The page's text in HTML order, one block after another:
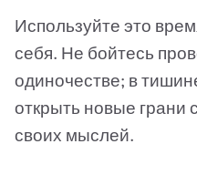
Используйте это
себя. Не бойтесь
одиночестве; в
открыть новые грани
своих мыслей.